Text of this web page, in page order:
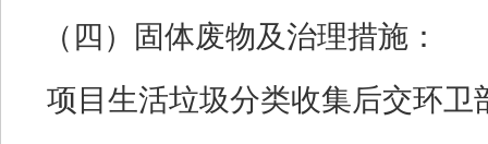
（ 四 ）
固体废物及治理措施：
项目生活垃圾分类收集后交环卫